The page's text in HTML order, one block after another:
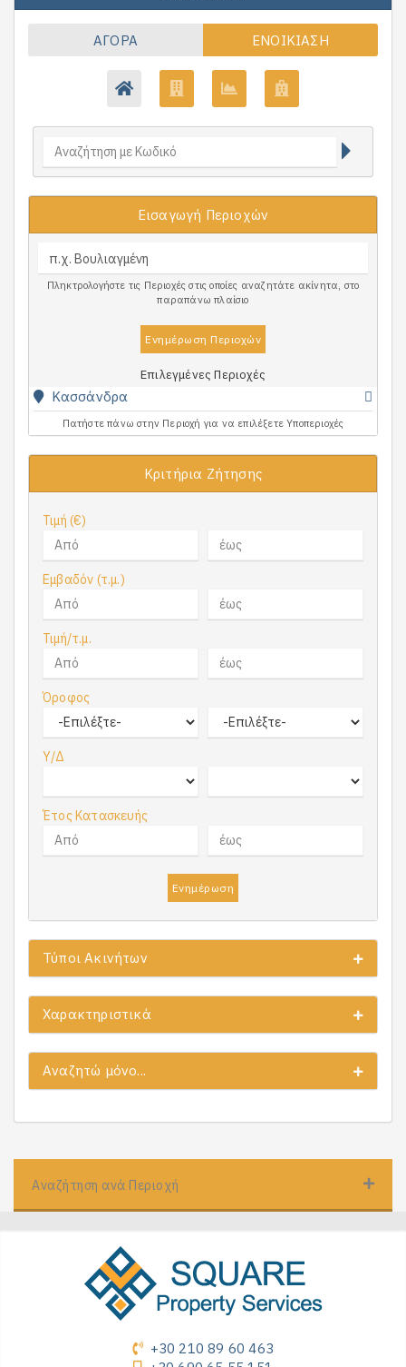
ΑΓΟΡΆ ΕΝΟΙΚΊΑΣΗ
Εισαγωγή Περιοχών
Πληκτρολογήστε τις Περιοχές στις οποίες αναζητάτε ακίνητα, στο
παραπάνω πλαίσιο
Ενημέρωση Περιοχών
Επιλεγμένες Περιοχές
Κασσάνδρα
Πατήστε πάνω στην Περιοχή για να επιλέξετε Υποπεριοχές
Κριτήρια Ζήτησης
Τιμή (€)
Εμβαδόν (τ.μ.)
Τιμή/τ.μ.
Όροφος
Υ/Δ
Έτος Κατασκευής
Ενημέρωση
Τύποι Ακινήτων
Χαρακτηριστικά
Αναζητώ μόνο...
Αναζήτηση ανά Περιοχή
+30 210 89 60 463